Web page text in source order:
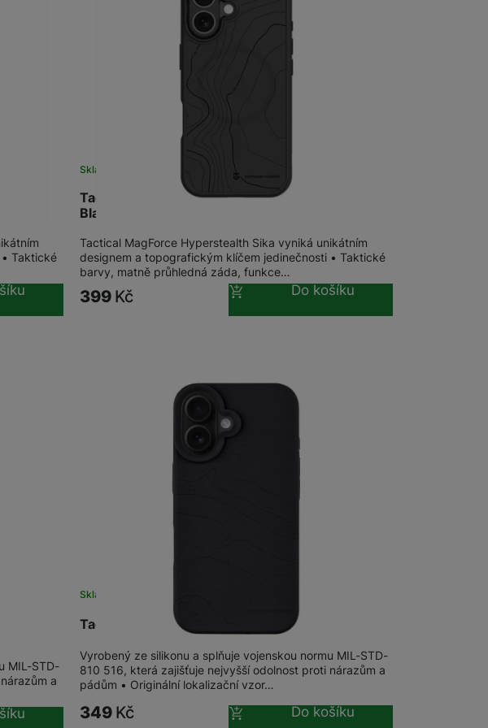
zobrazit vhodné obsahy nebo reklamy jak
16
Taktické
Tactical MagForce Hypersteal. Sika iPhone 16
Black
Skladem
Tactical MagForce Hyperstealth Sika vyniká unikátním
designem a topografickým klíčem jedinečnosti • Taktické
barvy, matně průhledná záda, funkce…
399 Kč Do košíku
MIL-STD-
a
Tactical MagForce Beaver iPhone 16, Asphalt
Skladem
Vyrobený ze silikonu a splňuje vojenskou normu MIL-STD-
810 516, která zajišťuje nejvyšší odolnost proti nárazům a
pádům • Originální lokalizační vzor…
349 Kč Do košíku